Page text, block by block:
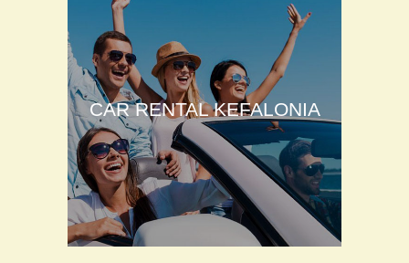
CAR RENTAL KEFALONIA